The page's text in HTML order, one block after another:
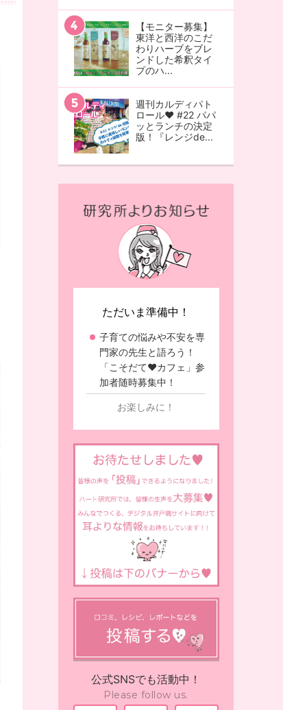
【モニター募集】
東洋と西洋のこだ
わりハーブをブレ
ンドした希釈タイ
プのハ...
週刊カルディパト
ロール♥ #22 パパ
ッとランチの決定
版！『レンジde...
ただいま準備中！
子育ての悩みや不安を専
門家の先生と語ろう！
「こそだて♥カフェ」参
加者随時募集中！
お楽しみに！
公式SNSでも活動中！
Please follow us.